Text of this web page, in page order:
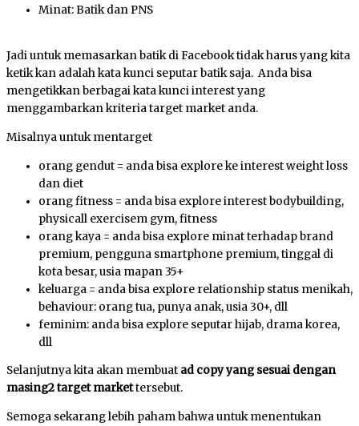
Minat: Batik dan PNS
Jadi untuk memasarkan batik di Facebook tidak harus yang kita
ketik kan adalah kata kunci seputar batik saja. Anda bisa
mengetikkan berbagai kata kunci interest yang
menggambarkan kriteria target market anda.
Misalnya untuk mentarget
orang gendut = anda bisa explore ke interest weight loss
dan diet
orang fitness = anda bisa explore interest bodybuilding,
physicall exercisem gym, fitness
orang kaya = anda bisa explore minat terhadap brand
premium, pengguna smartphone premium, tinggal di
kota besar, usia mapan 35+
keluarga = anda bisa explore relationship status menikah,
behaviour: orang tua, punya anak, usia 30+, dll
feminim: anda bisa explore seputar hijab, drama korea,
dll
Selanjutnya kita akan membuat ad copy yang sesuai dengan
masing2 target markettersebut.
Semoga sekarang lebih paham bahwa untuk menentukan